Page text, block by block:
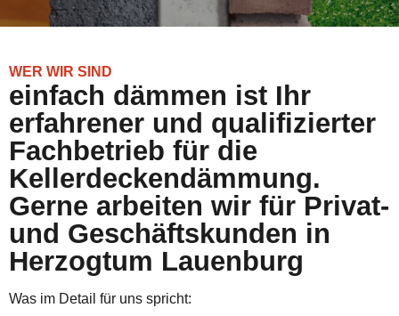
WER WIR SIND
einfach dämmen ist Ihr
erfahrener und qualifizierter
Fachbetrieb für die
Kellerdeckendämmung.
Gerne arbeiten wir für Privat-
und Geschäftskunden in
Herzogtum Lauenburg
Was im Detail für uns spricht: